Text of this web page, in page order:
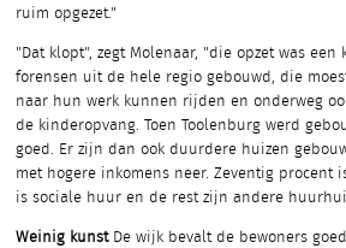
ruim opgezet."
"Dat klopt", zegt Molenaar, "die opzet was een
forensen uit de hele regio gebouwd, die
naar hun werk kunnen rijden en onderweg
de kinderopvang. Toen Toolenburg werd
goed. Er zijn dan ook duurdere huizen
met hogere inkomens neer. Zeventig procent
is sociale huur en de rest zijn andere
Weinig kunstDe wijk bevalt de bewoners